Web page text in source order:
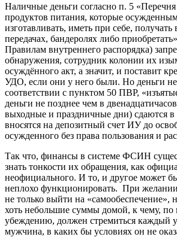
Наличные деньги согласно п. 5
продуктов питания, которые
изготавливать, иметь при себе, получать
передачах, бандеролях либо
Правилам внутреннего распорядка)
обнаружения, сотрудник колонии их
осуждённого акт, а значит, и поставит
УДО, если они у него были. Но деньги
соответствии с пунктом 50 ПВР,
деньги не позднее чем в
выходные и праздничные дни) сдаются в
вносятся на депозитный счет ИУ до
осужденного без права пользования и
Так что, финансы в системе ФСИН
знать тонкости их обращения, как
неофициального. И то, и другое может
неплохо функционировать. При
не только выйти на «самообеспечение»,
хоть небольшие суммы домой, к чему, по
убеждению, должен стремиться каждый
мужчина, в каких бы условиях он не